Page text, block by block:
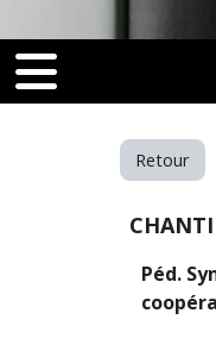
[[nav-toggle]]
toggle]]
Retour
Péd.